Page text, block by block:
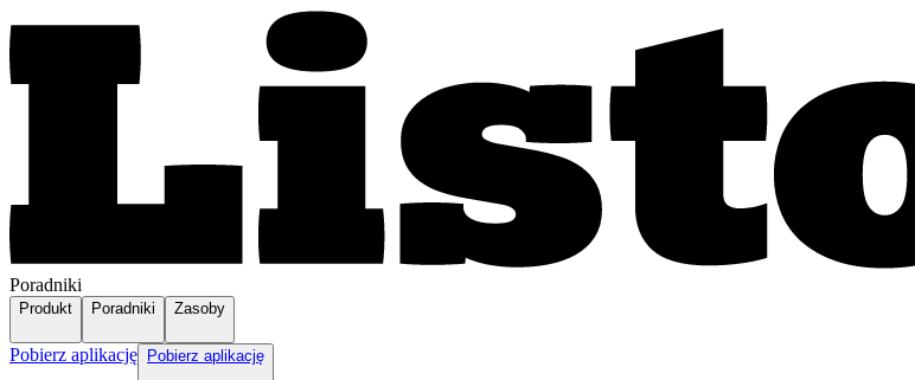
Poradniki
Produkt Poradniki Zasoby
Pobierz aplikację Pobierz aplikację